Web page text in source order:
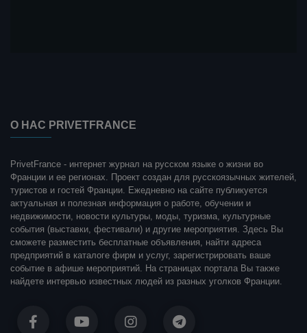
О НАС PRIVETFRANCE
PrivetFrance - интернет журнал на русском языке о жизни во
Франции и ее регионах. Проект создан для русскоязычных жителей,
туристов и гостей Франции. Ежедневно на сайте публикуется
актуальная и полезная информация о работе, обучении и
недвижимости, новости культуры, моды, туризма, культурные
события (выставки, фестивали) и другие мероприятия. Здесь Вы
сможете разместить бесплатные объявления, найти адреса
предприятий в каталоге фирм и услуг, зарегистрировать ваше
событие в афише мероприятий. На страницах портала Вы также
найдете интервью известных людей из разных уголков Франции.